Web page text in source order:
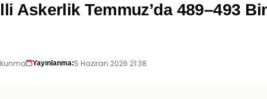
Askerlik Temmuz’da 489–493
Yayınlanma:5 Haziran 2026 21:38